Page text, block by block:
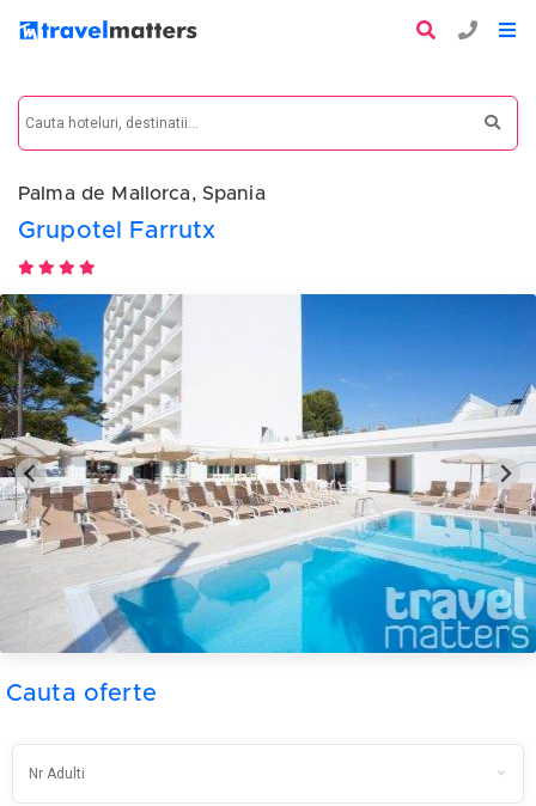
Palma de Mallorca, Spania
Grupotel Farrutx
Cauta oferte